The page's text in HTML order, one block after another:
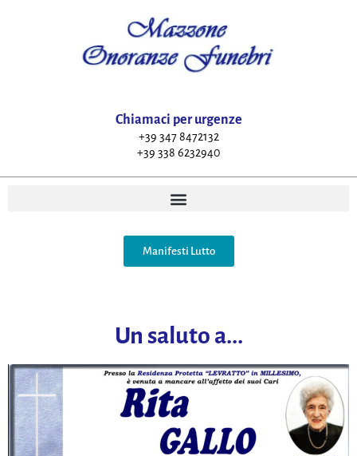
Chiamaci per urgenze
+39 347 8472132
+39 338 6232940
Manifesti Lutto
Un saluto a...